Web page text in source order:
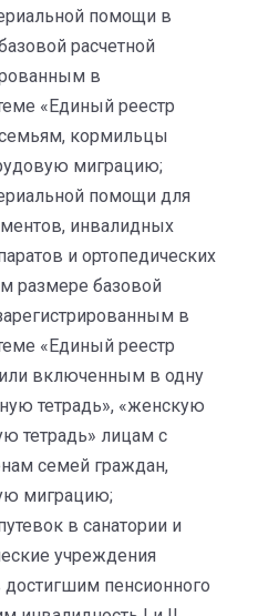
помощи в
расчетной
в
«Единый реестр
кормильцы
миграцию;
помощи для
инвалидных
и ортопедических
размере базовой
в
«Единый реестр
включенным в одну
тетрадь», «женскую
тетрадь» лицам с
семей граждан,
миграцию;
в санатории и
учреждения
пенсионного